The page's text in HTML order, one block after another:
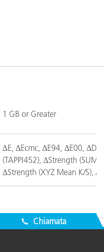
1 GB or Greater
∆E, ΔEcmc, ΔE94, ΔE00,
(TAPPI452), ΔStrength
ΔStrength (XYZ Mean K/S),
Manager, Pressroom,
Chiamata